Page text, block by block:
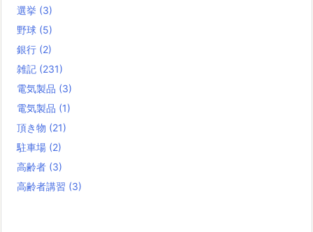
選挙 (3)
野球 (5)
銀行 (2)
雑記 (231)
電気製品 (3)
電気製品 (1)
頂き物 (21)
駐車場 (2)
高齢者 (3)
高齢者講習 (3)